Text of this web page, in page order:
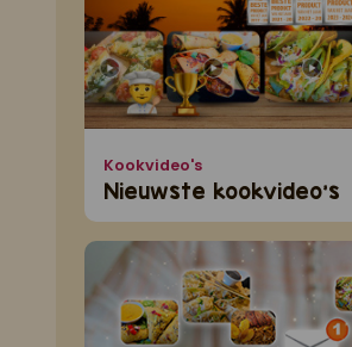
Kookvideo's
Nieuwste kookvideo's